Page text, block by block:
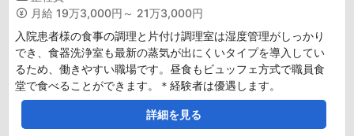
月給 19万3,000円～ 21万3,000円
入院患者様の食事の調理と片付け調理室は湿度管理がしっかり
でき、食器洗浄室も最新の蒸気が出にくいタイプを導入してい
るため、働きやすい職場です。昼食もビュッフェ方式で職員食
堂で食べることができます。＊経験者は優遇します。
詳細を見る